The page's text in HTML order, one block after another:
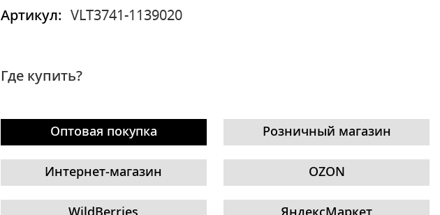
Артикул:
VLT3741-1139020
Где купить?
Оптовая покупка Розничный магазин
Интернет-магазин OZON